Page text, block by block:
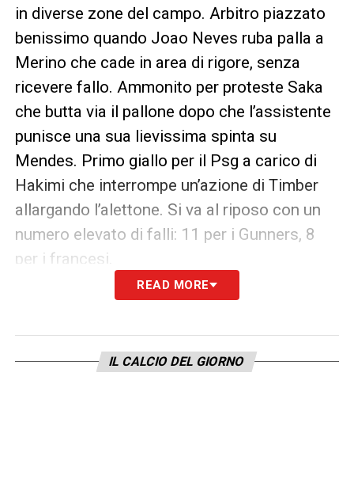
in diverse zone del campo. Arbitro piazzato
benissimo quando Joao Neves ruba palla a
Merino che cade in area di rigore, senza
ricevere fallo. Ammonito per proteste Saka
che butta via il pallone dopo che l’assistente
punisce una sua lievissima spinta su
Mendes. Primo giallo per il Psg a carico di
Hakimi che interrompe un’azione di Timber
allargando l’alettone. Si va al riposo con un
numero elevato di falli: 11 per i Gunners, 8
per i francesi.
SECONDO TEMPO
A inizio ripresa gol di testa di Merino da
punizione di Rice mac’è una posizione di
READ MORE
IL CALCIO DEL GIORNO